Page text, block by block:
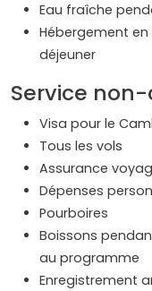
Eau fraîche
Hébergement
déjeuner
Service
Visa pour le
Tous les vols
Assurance
Dépenses
Pourboires
Boissons
au programme
Enregistrement